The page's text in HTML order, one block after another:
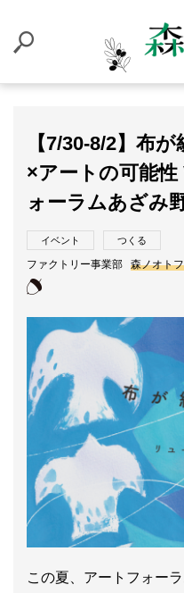
【7/30-8/2】布
×アートの可能性
ォーラムあざみ
イベント つくる
ファクトリー事業部 森ノオト
この夏、アートフォー